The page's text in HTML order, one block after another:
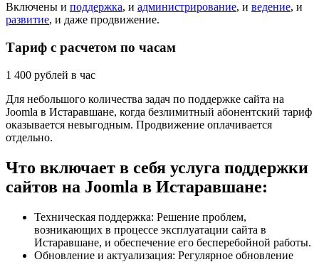
Включены и поддержка, и администрирование, и ведение, и
развитие, и даже продвижение.
Тариф с расчетом по часам
1 400 рублей в час
Для небольшого количества задач по поддержке сайта на
Joomla в Истаравшане, когда безлимитный абонентский тариф
оказывается невыгодным. Продвижение оплачивается
отдельно.
Что включает в себя услуга поддержки
сайтов на Joomla в Истаравшане:
Техническая поддержка: Решение проблем,
возникающих в процессе эксплуатации сайта в
Истаравшане, и обеспечение его бесперебойной работы.
Обновление и актуализация: Регулярное обновление